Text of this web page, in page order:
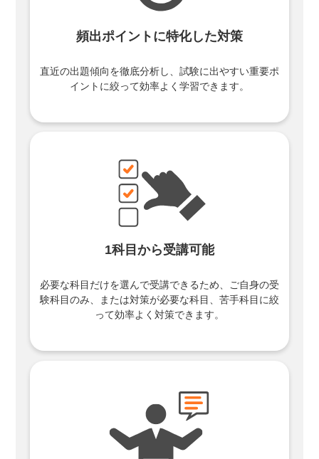
頻出ポイントに特化した対策
直近の出題傾向を徹底分析し、試験に出やすい重要ポ
イントに絞って効率よく学習できます。
1科目から受講可能
必要な科目だけを選んで受講できるため、ご自身の受
験科目のみ、または対策が必要な科目、苦手科目に絞
って効率よく対策できます。